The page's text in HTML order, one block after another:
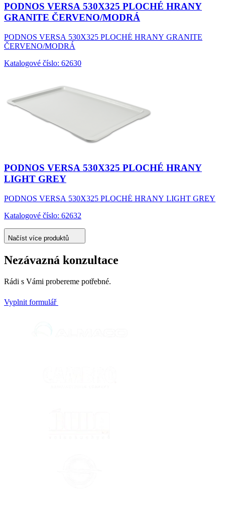
PODNOS VERSA 530X325 PLOCHÉ HRANY
GRANITE ČERVENO/MODRÁ
PODNOS VERSA 530X325 PLOCHÉ HRANY GRANITE
ČERVENO/MODRÁ
Katalogové číslo: 62630
PODNOS VERSA 530X325 PLOCHÉ HRANY
LIGHT GREY
PODNOS VERSA 530X325 PLOCHÉ HRANY LIGHT GREY
Katalogové číslo: 62632
Načíst více produktů
Nezávazná konzultace
Rádi s Vámi probereme potřebné.
Vyplnit formulář